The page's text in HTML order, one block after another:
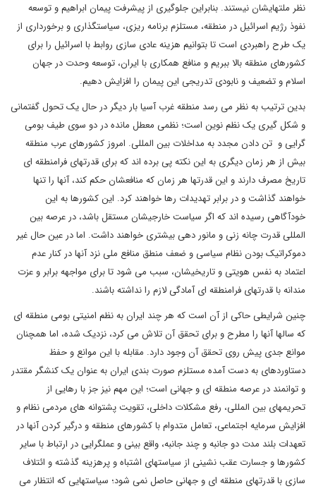
نظر ملتهایشان نیستند. بنابراین جلوگیری از پیشرفت پیمان ابراهیم و توسعه
نفوذ رژیم اسرائیل در منطقه، مستلزم برنامه ریزی، سیاستگذاری و برخورداری از
یک طرح راهبردی است تا بتوانیم هزینه عادی سازی روابط با اسرائیل را برای
کشورهای منطقه بالا ببریم و منافع همکاری با ایران، توسعه وحدت در جهان
اسلام و تضعیف و نابودی تدریجی این پیمان را افزایش دهیم.
بدین ترتیب به نظر می رسد منطقه غرب آسیا بار دیگر در حال یک تحول گفتمانی
و شکل گیری یک نظم نوین است؛ نظمی معطل مانده در دو سوی طیف بومی
گرایی و تن دادن مجدد به مداخلات بین المللی. امروز کشورهای عرب منطقه
بیش از هر زمان دیگری به این نکته پی برده اند که برای قدرتهای فرامنطقه ای
تاریخ مصرف دارند و این قدرتها هر زمان که منافعشان حکم کند، آنها را تنها
خواهند گذاشت و در برابر تهدیدات رها خواهند کرد. این کشورها به این
خودآگاهی رسیده اند که اگر سیاست خارجیشان مستقل باشد، در عرصه بین
المللی قدرت چانه زنی و مانور دهی بیشتری خواهند داشت. اما در عین حال غیر
دموکراتیک بودن نظام سیاسی و ضعف منطق منافع ملی نزد آنها در کنار عدم
اعتماد به نفس هویتی و تاریخیشان، سبب می شود تا برای مواجهه برابر و عزت
مندانه با قدرتهای فرامنطقه ای آمادگی لازم را نداشته باشند.
چنین شرایطی حاکی از آن است که هر چند ایران به نظم امنیتی بومی منطقه ای
که سالها آنها را مطرح و برای تحقق آن تلاش می کرد، نزدیک شده، اما همچنان
موانع جدی پیش روی تحقق آن وجود دارد. مقابله با این موانع و حفظ
دستاوردهای به دست آمده مستلزم صورت بندی ایران به عنوان یک کنشگر مقتدر
و توانمند در عرصه منطقه ای و جهانی است؛ این مهم نیز جز با رهایی از
تحریمهای بین المللی، رفع مشکلات داخلی، تقویت پشتوانه های مردمی نظام و
افزایش سرمایه اجتماعی، تعامل متدوام با کشورهای منطقه و درگیر کردن آنها در
تعهدات بلند مدت دو جانبه و چند جانبه، واقع بینی و عملگرایی در ارتباط با سایر
کشورها و جسارت عقب نشینی از سیاستهای اشتباه و پرهزینه گذشته و ائتلاف
سازی با قدرتهای منطقه ای و جهانی حاصل نمی شود؛ سیاستهایی که انتظار می